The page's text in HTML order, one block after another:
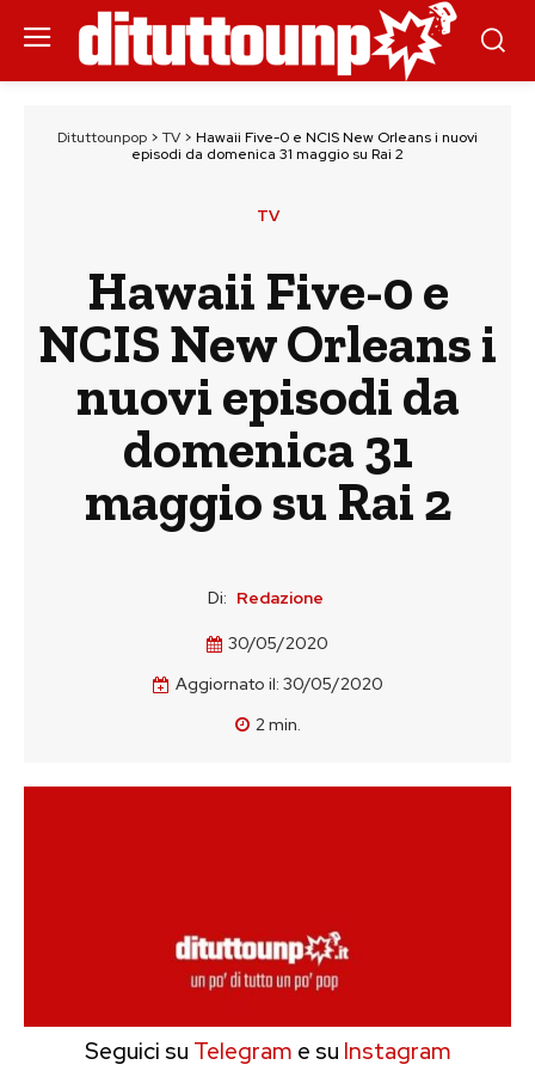
Dituttounpop > TV > Hawaii Five-0 e NCIS New Orleans i nuovi
episodi da domenica 31 maggio su Rai 2
TV
Hawaii Five-0 e
NCIS New Orleans i
nuovi episodi da
domenica 31
maggio su Rai 2
Di: Redazione
30/05/2020
Aggiornato il: 30/05/2020
2min.
Seguici su Telegram e su Instagram